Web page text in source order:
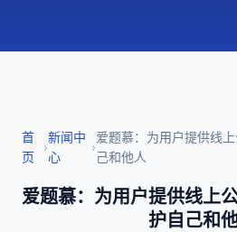
首
页
›
新闻中
心
›
爱题慕：为用户提供线
己和他人
爱题慕：为用户提供线上
护自己和